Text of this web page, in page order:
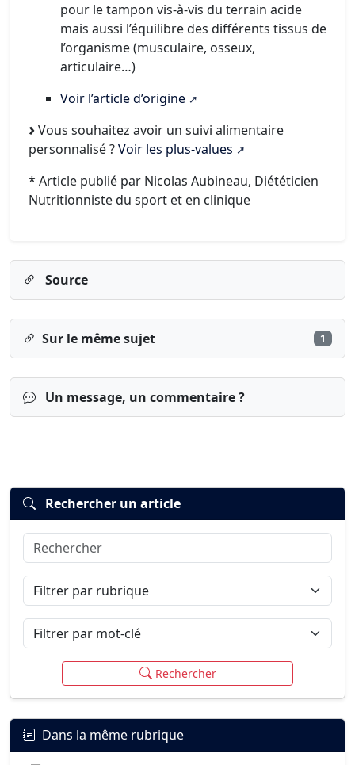
pour le tampon vis-à-vis du terrain acide
mais aussi l’équilibre des différents tissus de
l’organisme (musculaire, osseux,
articulaire…)
Voir l’article d’origine
Vous souhaitez avoir un suivi alimentaire
personnalisé ?Voir les plus-values
* Article publié par Nicolas Aubineau, Diététicien
Nutritionniste du sport et en clinique
Source
Sur le même sujet 1
Un message, un commentaire ?
Connexion
Rechercher un article
Rechercher
Filtrer par rubrique
Filtrer par mot-clé
Rechercher
Dans la même rubrique